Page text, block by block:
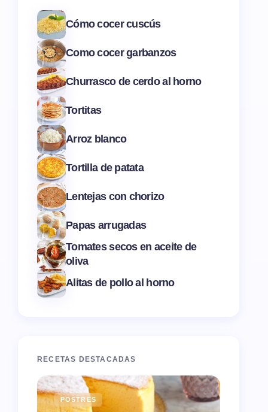
Cómo cocer cuscús
Como cocer garbanzos
Churrasco de cerdo al horno
Tortitas
Arroz blanco
Tortilla de patata
Lentejas con chorizo
Papas arrugadas
Tomates secos en aceite de
oliva
Alitas de pollo al horno
RECETAS DESTACADAS
POSTRES